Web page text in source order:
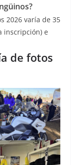
2026 varía de 35
inscripción) e
de fotos